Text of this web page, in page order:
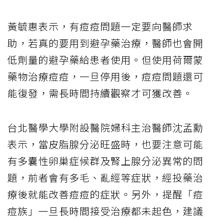
黃毓惠表示，有痘痘問題一定要向醫師求
助，若真的要用到避孕藥治療，醫師也會開
低劑量的避孕藥給患者使用。但使用荷爾蒙
藥物治療痘痘，一旦停用後，痘痘問題還可
能復發，需長時間持續觀察才可獲改善。
台北醫學大學附設醫院婦科主治醫師沈孟勳
表示，當皮脂腺分泌旺盛時，也要注意可能
有多囊性卵巢症候群及腎上腺分泌異常的問
題，前者會有多毛、亂經等症狀，經投藥治
療後就能改善痘痘的症狀。另外，提醒「痘
痘族」一旦長時間接受治療都未起色，建議